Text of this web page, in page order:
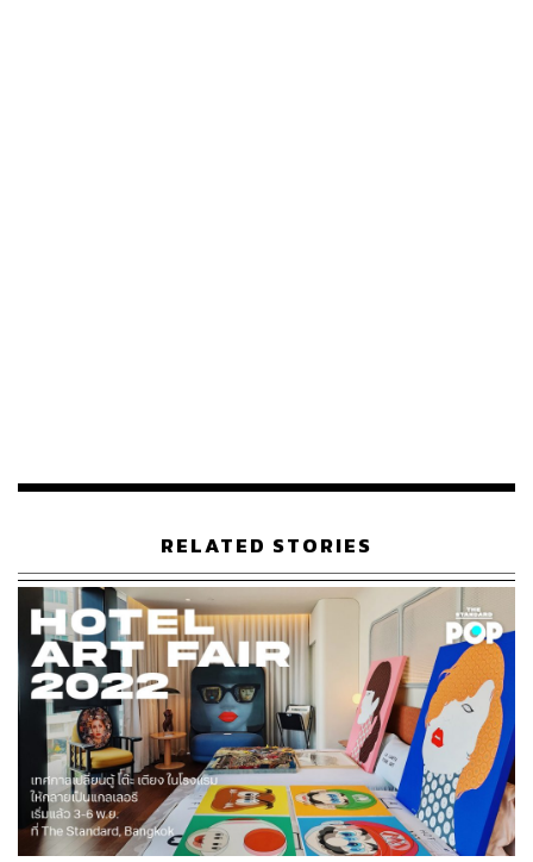
RELATED STORIES